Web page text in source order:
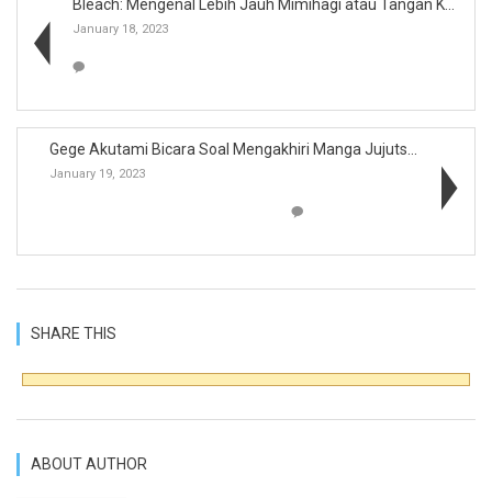
Bleach: Mengenal Lebih Jauh Mimihagi atau Tangan K...
January 18, 2023
January 19, 2023
SHARE THIS
ABOUT AUTHOR